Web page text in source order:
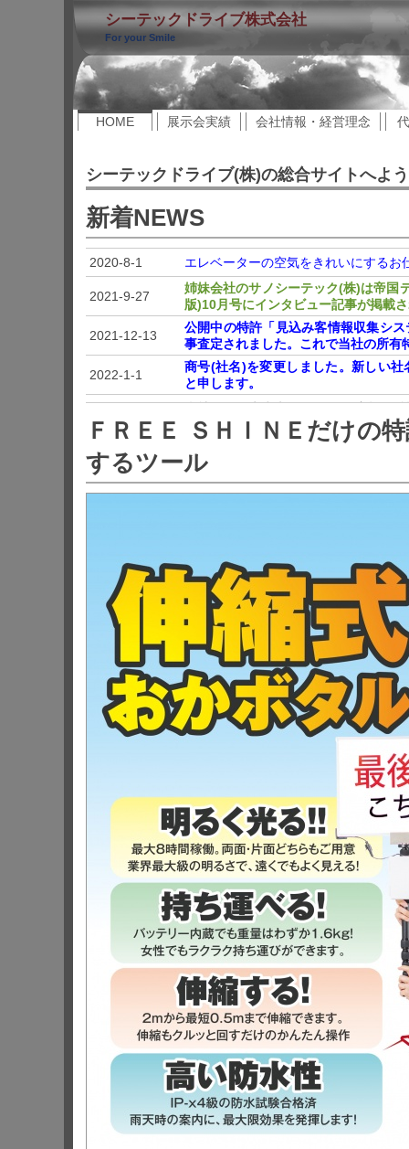
シーテックドライブ株式会社
For your Smile
HOME 展示会実績 会社情報・経営理念
シーテックドライブ(株)の総合サイトへよ
新着NEWS
2020-8-1 エレベーターの空気をきれいにする
2021-9-27
姉妹会社のサノシーテック(株)は帝国
版)10月号にインタビュー記事が掲載
2021-12-13
公開中の特許「見込み客情報収集シ
事査定されました。これで当社の所有
2022-1-1
商号(社名)を変更しました。新しい
と申します。
2022-6-1
デジタルサイネージ43型・14型 大
2023-5-8
本店を移転しました。新住所は『〒
番４号N&E BLD.６F』です
ＦＲＥＥ ＳＨＩＮＥだけの
するツール